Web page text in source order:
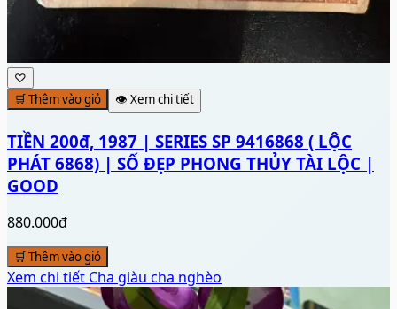
♡
🛒 Thêm vào giỏ
👁️ Xem chi tiết
TIỀN 200đ, 1987 | SERIES SP 9416868 ( LỘC
PHÁT 6868) | SỐ ĐẸP PHONG THỦY TÀI LỘC |
GOOD
880.000đ
🛒 Thêm vào giỏ
Xem chi tiết Cha giàu cha nghèo